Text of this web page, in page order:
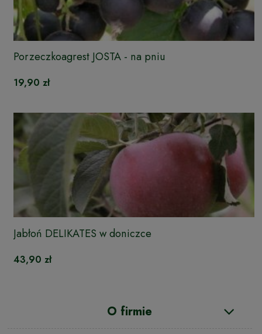
Porzeczkoagrest JOSTA - na pniu
19,90 zł
Jabłoń DELIKATES w doniczce
43,90 zł
O firmie